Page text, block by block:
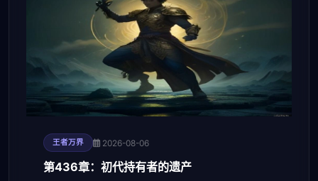
王者万界 2026-08-06
第436章：初代持有者的遗产